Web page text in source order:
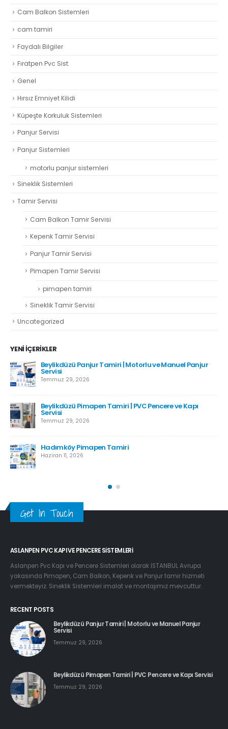
Cam Balkon Sistemleri
cam tamiri
Faydalı Bilgiler
Fıratpen Pvc Sist.
Genel
Hırsız Emniyet Kilidi
Küpeşte Korkuluk Sistemleri
Panjur Servisi
Panjur Sistemleri
motorlu panjur sistemleri
Sineklik Sistemleri
Tamir Servisi
Cam Balkon Tamir Servisi
Kepenk Tamir Servisi
Panjur Tamir Servisi
Pimapen Tamir Servisi
pimapen tamiri
Sineklik Tamir Servisi
Uncategorized
YENI İÇERIKLER
Beylikdüzü Panjur Tamiri | Motorlu ve Manuel Panjur
Servisi
Temmuz 29, 2026
Beylikdüzü Pimapen Tamiri | PVC Pencere ve Kapı
Servisi
Temmuz 29, 2026
Hadımköy Pimapen Tamiri
Haziran 11, 2026
Get In Touch
ASLANPEN PVC KAPI VE PENCERE SISTEMLERI
Aslanpen Pvc Kapı ve Pencere Sistemleri olarak İSTANBUL Avrupa
yakasında Pimapen, Cam Balkon, Kepenk ve Panjur tamir hizmeti
vermekteyiz. Sineklik Sistemleri imalat ve montajımız mevcuttur.
RECENT POSTS
Beylikdüzü Panjur Tamiri | Motorlu ve Manuel Panjur
Servisi
Temmuz 29, 2026
Beylikdüzü Pimapen Tamiri | PVC Pencere ve Kapı Servisi
Temmuz 29, 2026